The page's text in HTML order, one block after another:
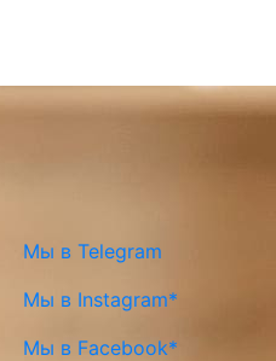
Мы в Telegram
Мы в Instagram*
Мы в Facebook*